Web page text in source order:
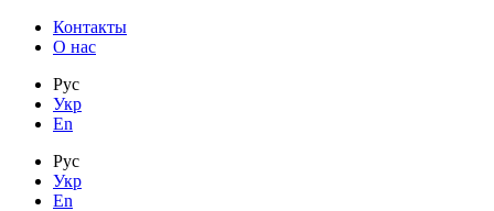
Контакты
О нас
Рус
Укр
En
Рус
Укр
En